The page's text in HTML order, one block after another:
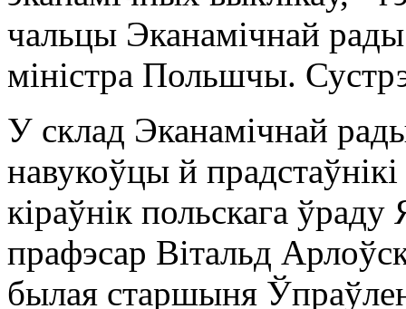
чальцы Эканамічнай
міністра Польшчы.
У склад Эканамічнай
навукоўцы й
кіраўнік польскага
прафэсар Вітальд
былая старшыня